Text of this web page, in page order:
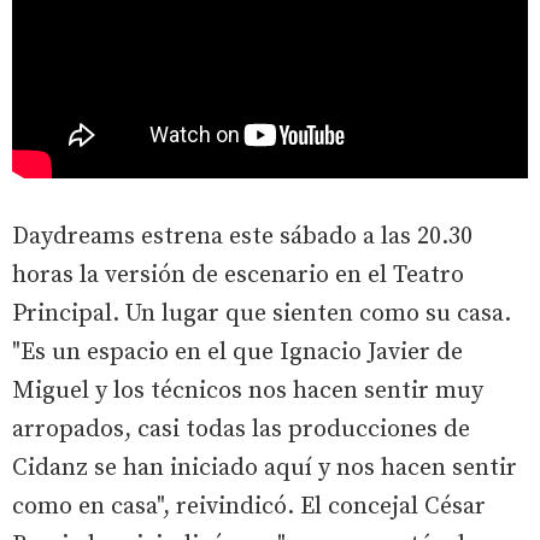
Daydreams estrena este sábado a las 20.30
horas la versión de escenario en el Teatro
Principal. Un lugar que sienten como su casa.
"Es un espacio en el que Ignacio Javier de
Miguel y los técnicos nos hacen sentir muy
arropados, casi todas las producciones de
Cidanz se han iniciado aquí y nos hacen sentir
como en casa", reivindicó. El concejal César